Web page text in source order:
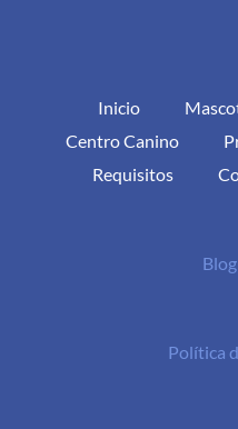
Inicio
Centro Canino
Requisitos
Política